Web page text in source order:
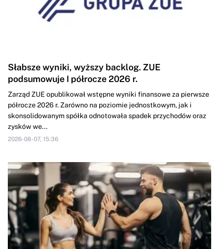
Słabsze wyniki, wyższy backlog. ZUE
podsumowuje I półrocze 2026 r.
Zarząd ZUE opublikował wstępne wyniki finansowe za pierwsze
półrocze 2026 r. Zarówno na poziomie jednostkowym, jak i
skonsolidowanym spółka odnotowała spadek przychodów oraz
zysków we...
2026-08-07, 15:36